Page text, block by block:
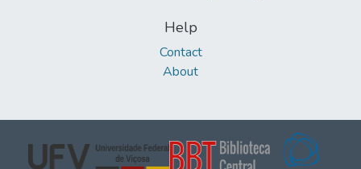
Help
Contact
About